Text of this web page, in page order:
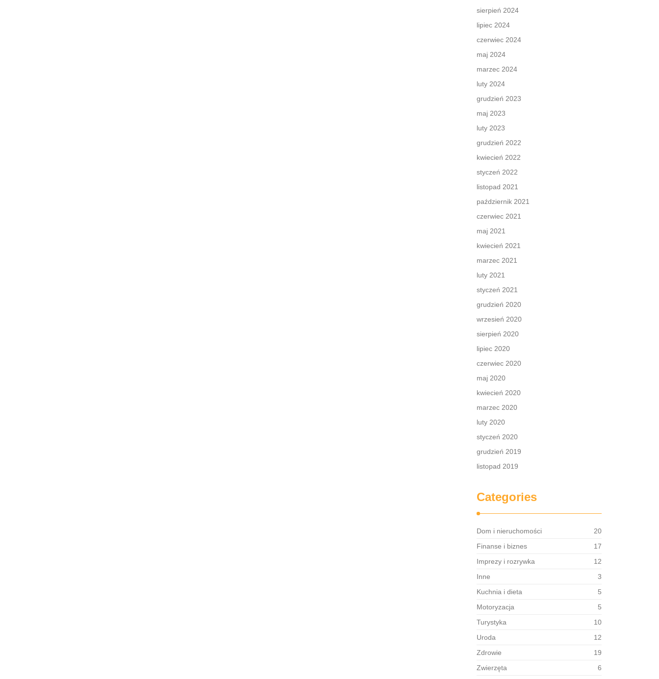
sierpień 2024
lipiec 2024
czerwiec 2024
maj 2024
marzec 2024
luty 2024
grudzień 2023
maj 2023
luty 2023
grudzień 2022
kwiecień 2022
styczeń 2022
listopad 2021
październik 2021
czerwiec 2021
maj 2021
kwiecień 2021
marzec 2021
luty 2021
styczeń 2021
grudzień 2020
wrzesień 2020
sierpień 2020
lipiec 2020
czerwiec 2020
maj 2020
kwiecień 2020
marzec 2020
luty 2020
styczeń 2020
grudzień 2019
listopad 2019
Categories
Dom i nieruchomości
20
Finanse i biznes
17
Imprezy i rozrywka
12
Inne
3
Kuchnia i dieta
5
Motoryzacja
5
Turystyka
10
Uroda
12
Zdrowie
19
Zwierzęta
6